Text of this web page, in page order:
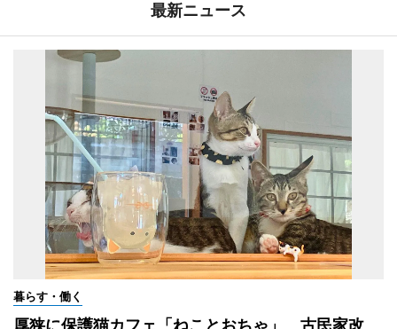
最新ニュース
暮らす・働く
厚狭に保護猫カフェ「ねことおちゃ」 古民家改